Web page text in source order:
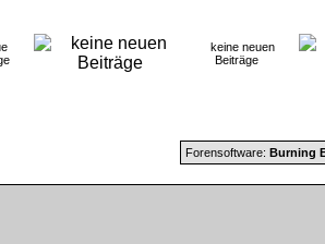
keine neuen
Beiträge
Forensoftware: Burning